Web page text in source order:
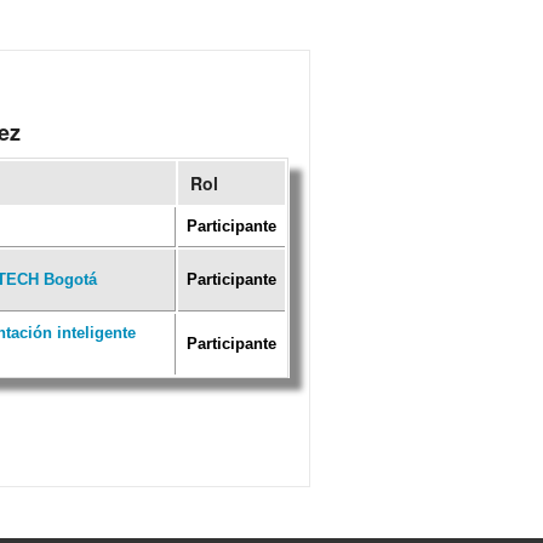
Rol
Participante
Bogotá Participante
inteligente
Participante